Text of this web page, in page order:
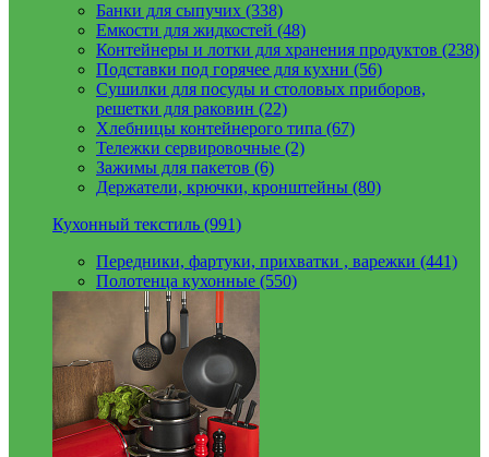
Банки для сыпучих (338)
Емкости для жидкостей (48)
Контейнеры и лотки для хранения продуктов (238)
Подставки под горячее для кухни (56)
Сушилки для посуды и столовых приборов,
решетки для раковин (22)
Хлебницы контейнерого типа (67)
Тележки сервировочные (2)
Зажимы для пакетов (6)
Держатели, крючки, кронштейны (80)
Кухонный текстиль (991)
Передники, фартуки, прихватки , варежки (441)
Полотенца кухонные (550)